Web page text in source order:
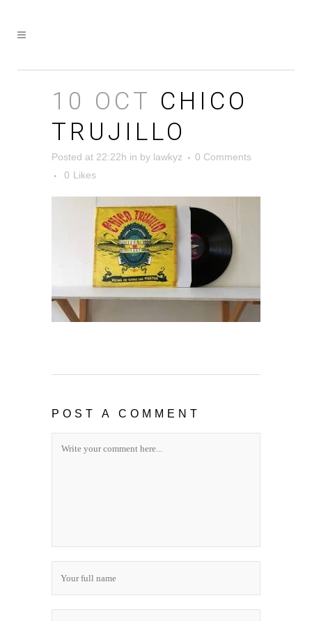
10 OCT CHICO
TRUJILLO
Posted at 22:22h in by lawkyz
0 Comments
0 Likes
POST A COMMENT